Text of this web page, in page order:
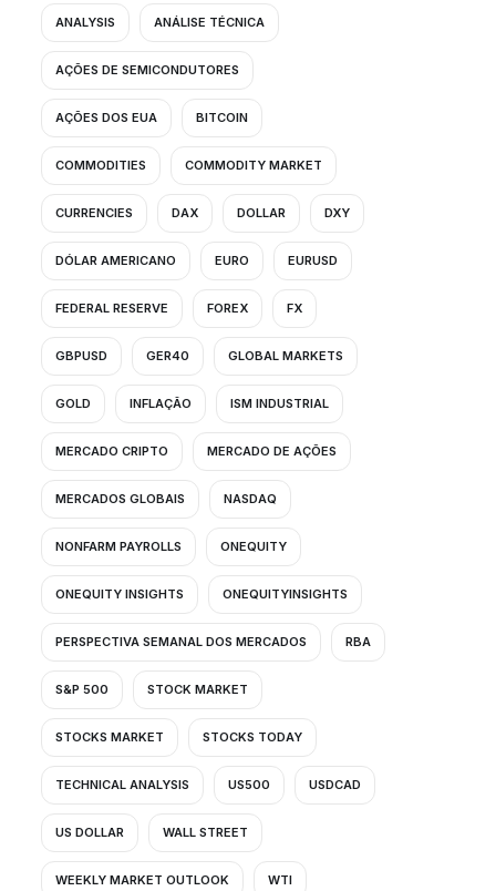
ANALYSIS ANÁLISE TÉCNICA
AÇÕES DE SEMICONDUTORES
AÇÕES DOS EUA BITCOIN
COMMODITIES COMMODITY MARKET
CURRENCIES DAX DOLLAR DXY
DÓLAR AMERICANO EURO EURUSD
FEDERAL RESERVE FOREX FX
GBPUSD GER40 GLOBAL MARKETS
GOLD INFLAÇÃO ISM INDUSTRIAL
MERCADO CRIPTO MERCADO DE AÇÕES
MERCADOS GLOBAIS NASDAQ
NONFARM PAYROLLS ONEQUITY
ONEQUITY INSIGHTS ONEQUITYINSIGHTS
PERSPECTIVA SEMANAL DOS MERCADOS RBA
S&P 500 STOCK MARKET
STOCKS MARKET STOCKS TODAY
TECHNICAL ANALYSIS US500 USDCAD
US DOLLAR WALL STREET
WEEKLY MARKET OUTLOOK WTI